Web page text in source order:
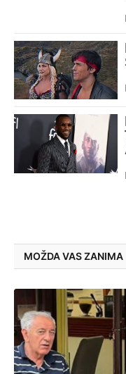
MOŽDA VAS ZANIMA